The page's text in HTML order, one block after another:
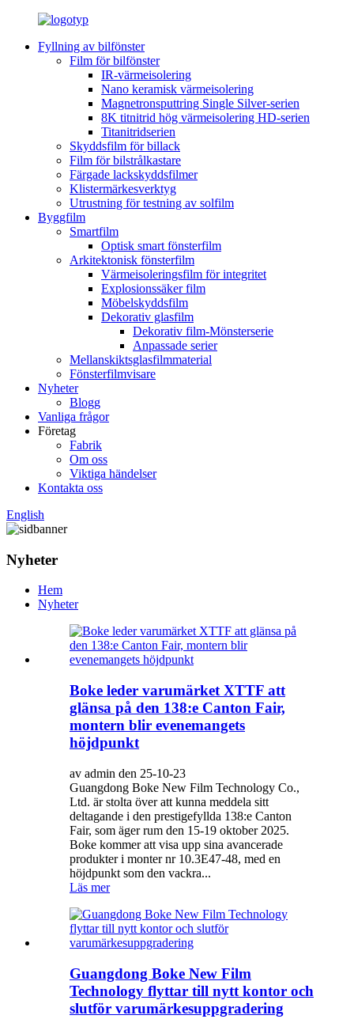
Fyllning av bilfönster
Film för bilfönster
IR-värmeisolering
Nano keramisk värmeisolering
Magnetronsputtring Single Silver-serien
8K titnitrid hög värmeisolering HD-serien
Titanitridserien
Skyddsfilm för billack
Film för bilstrålkastare
Färgade lackskyddsfilmer
Klistermärkesverktyg
Utrustning för testning av solfilm
Byggfilm
Smartfilm
Optisk smart fönsterfilm
Arkitektonisk fönsterfilm
Värmeisoleringsfilm för integritet
Explosionssäker film
Möbelskyddsfilm
Dekorativ glasfilm
Dekorativ film-Mönsterserie
Anpassade serier
Mellanskiktsglasfilmmaterial
Fönsterfilmvisare
Nyheter
Blogg
Vanliga frågor
Företag
Fabrik
Om oss
Viktiga händelser
Kontakta oss
English
Nyheter
Hem
Nyheter
Boke leder varumärket XTTF att
glänsa på den 138:e Canton Fair,
montern blir evenemangets
höjdpunkt
av admin den 25-10-23
Guangdong Boke New Film Technology Co.,
Ltd. är stolta över att kunna meddela sitt
deltagande i den prestigefyllda 138:e Canton
Fair, som äger rum den 15-19 oktober 2025.
Boke kommer att visa upp sina avancerade
produkter i monter nr 10.3E47-48, med en
höjdpunkt som den vackra...
Läs mer
Guangdong Boke New Film
Technology flyttar till nytt kontor och
slutför varumärkesuppgradering